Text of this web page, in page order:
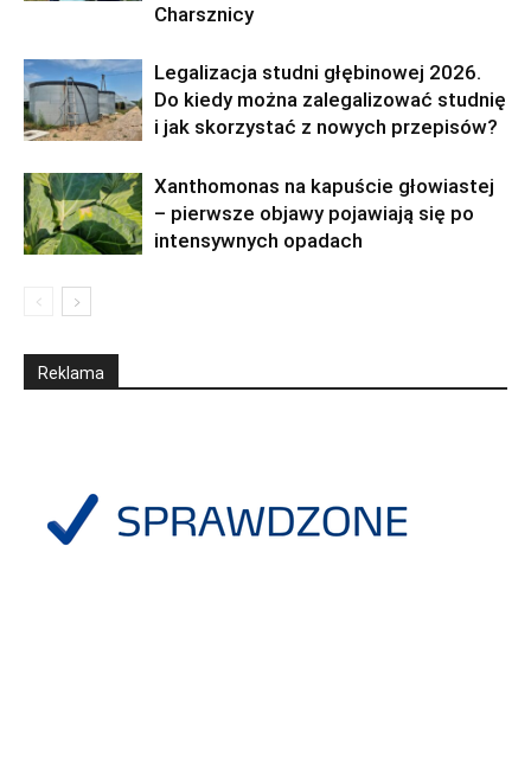
Charsznicy
Legalizacja studni głębinowej 2026.
Do kiedy można zalegalizować studnię
i jak skorzystać z nowych przepisów?
Xanthomonas na kapuście głowiastej
– pierwsze objawy pojawiają się po
intensywnych opadach
Reklama